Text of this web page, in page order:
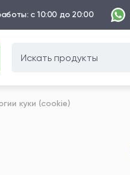
с 10:00 до 20:00
куки (cookie)